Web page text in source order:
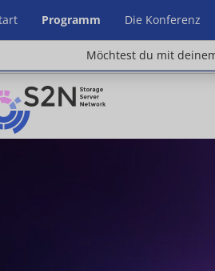
Programm Die Konferenz
Möchtest du mit
Möchtest du mit deinem